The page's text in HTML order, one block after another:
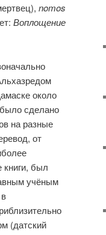
nomos
Воплощение
около
сделано
на разные
от
книги, был
учёным
(датский